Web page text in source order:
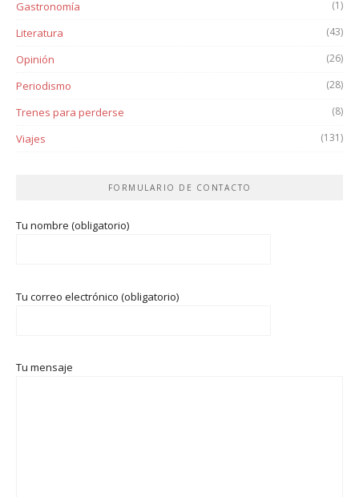
Gastronomía (1)
Literatura (43)
Opinión (26)
Periodismo (28)
Trenes para perderse (8)
Viajes (131)
FORMULARIO DE CONTACTO
Tu nombre (obligatorio)
Tu correo electrónico (obligatorio)
Tu mensaje